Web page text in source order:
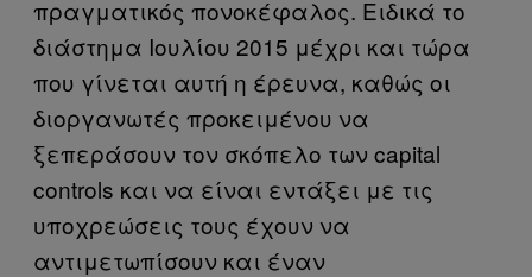
πραγματικός πονοκέφαλος. Ειδικά το
διάστημα Ιουλίου 2015 μέχρι και τώρα
που γίνεται αυτή η έρευνα, καθώς οι
διοργανωτές προκειμένου να
ξεπεράσουν τον σκόπελο των capital
controls και να είναι εντάξει με τις
υποχρεώσεις τους έχουν να
αντιμετωπίσουν και έναν